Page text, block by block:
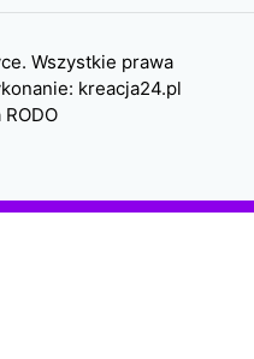
Wszystkie prawa
kreacja24.pl